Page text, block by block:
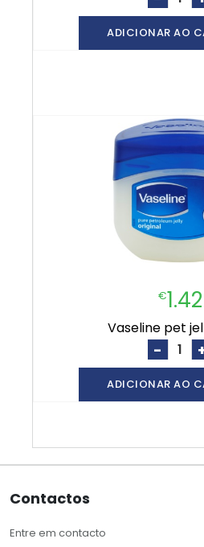
ADICIONAR AO
€1.42
vaseline pet
-
ADICIONAR AO
Contactos
Entre em contacto